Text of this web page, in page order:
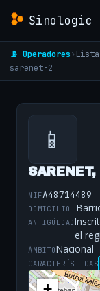
Sinologic
📡 Operadores› Lista
sarenet-2
📱
SARENET,
NIFA48714489
DOMICILIO -
ANTIGÜEDAD
el
ÁMBITONacional
CARACTERÍSTICAS